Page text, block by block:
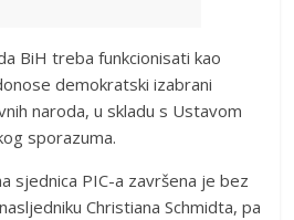
BiH treba funkcionisati kao
demokratski izabrani
naroda, u skladu s Ustavom
sporazuma.
sjednica PIC-a završena je bez
Christiana Schmidta, pa